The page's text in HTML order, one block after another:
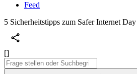
Feed
5 Sicherheitstipps zum Safer Internet Day
[]